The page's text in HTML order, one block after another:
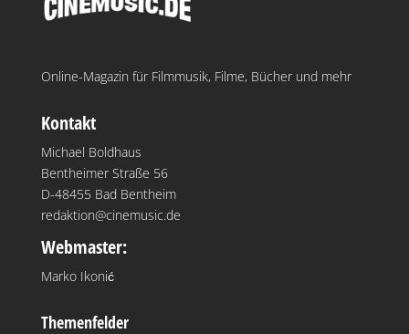
Online-Magazin für Filmmusik, Filme, Bücher und mehr
Kontakt
Michael Boldhaus
Bentheimer Straße 56
D-48455 Bad Bentheim
redaktion@cinemusic.de
Webmaster:
Marko Ikonić
Themenfelder